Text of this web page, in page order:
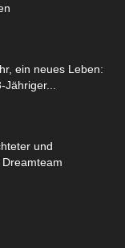
ein neues Leben:
Jähriger...
und